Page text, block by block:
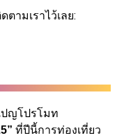
ามเราไว้เลย:
ปญโปรโมท
ที่ปีนี้การท่องเที่ยว